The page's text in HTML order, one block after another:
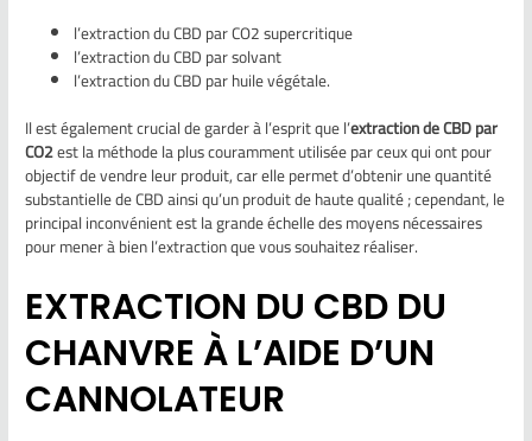
l’extraction du CBD par CO2 supercritique
l’extraction du CBD par solvant
l’extraction du CBD par huile végétale.
Il est également crucial de garder à l’esprit que l’extraction de CBD par
CO2est la méthode la plus couramment utilisée par ceux qui ont pour
objectif de vendre leur produit, car elle permet d’obtenir une quantité
substantielle de CBD ainsi qu’un produit de haute qualité ; cependant, le
principal inconvénient est la grande échelle des moyens nécessaires
pour mener à bien l’extraction que vous souhaitez réaliser.
EXTRACTION DU CBD DU
CHANVRE À L’AIDE D’UN
CANNOLATEUR